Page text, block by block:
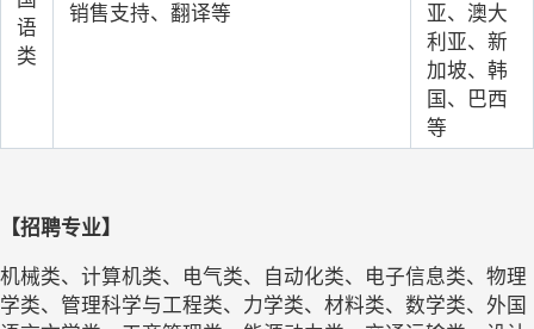
语
类
销售支持、翻译等
亚、澳大
利亚、新
加坡、韩
国、巴西
等
【招聘专业】
机械类、计算机类、电气类、自动化类、电子信息类、物理
学类、管理科学与工程类、力学类、材料类、数学类、外国